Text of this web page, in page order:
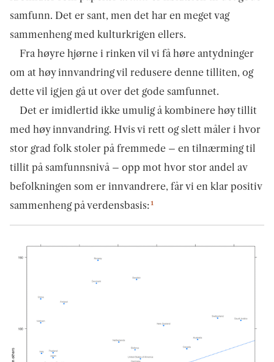
samfunn. Det er sant, men det har en meget vag
sammenheng med kulturkrigen ellers.
Fra høyre hjørne i rinken vil vi få høre antydninger
om at høy innvandring vil redusere denne tilliten, og
dette vil igjen gå ut over det gode samfunnet.
Det er imidlertid ikke umulig å kombinere høy tillit
med høy innvandring. Hvis vi rett og slett måler i hvor
stor grad folk stoler på fremmede – en tilnærming til
tillit på samfunnsnivå – opp mot hvor stor andel av
befolkningen som er innvandrere, får vi en klar positiv
sammenheng på verdensbasis:1